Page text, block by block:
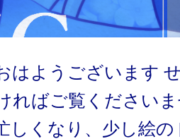
はようございます
ればご覧くださいま
しくなり、少し絵